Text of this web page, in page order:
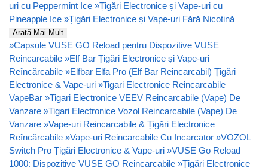
uri cu Peppermint Ice »Țigări Electronice și Vape-uri cu
Pineapple Ice »Țigări Electronice și Vape-uri Fără Nicotină
Arată Mai Mult
»Capsule VUSE GO Reload pentru Dispozitive VUSE
Reincarcabile »Elf Bar Țigări Electronice și Vape-uri
Reîncărcabile »Elfbar Elfa Pro (Elf Bar Reincarcabil) Țigări
Electronice & Vape-uri »Tigari Electronice Reincarcabile
VapeBar »Tigari Electronice VEEV Reincarcabile (Vape) De
Vanzare »Tigari Electronice Vozol Reincarcabile (Vape) De
Vanzare »Vape-uri Reincarcabile & Țigări Electronice
Reîncărcabile »Vape-uri Reincarcabile Cu Incarcator »VOZOL
Switch Pro Țigări Electronice & Vape-uri »VUSE Go Reload
1000: Dispozitive VUSE GO Reincarcabile »Țigări Electronice